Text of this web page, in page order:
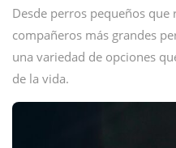
Desde perros pequeños que
compañeros más grandes
una variedad de opciones
de la vida.